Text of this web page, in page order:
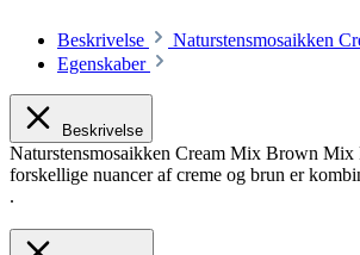
Beskrivelse Naturstensmosaikken
Egenskaber
Beskrivelse
Naturstensmosaikken Cream Mix Brown Mix
forskellige nuancer af creme og brun er
.